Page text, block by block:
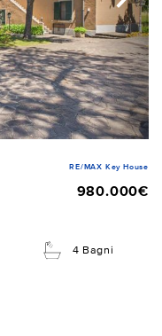
RE/MAX Key House
980.000€
4 Bagni